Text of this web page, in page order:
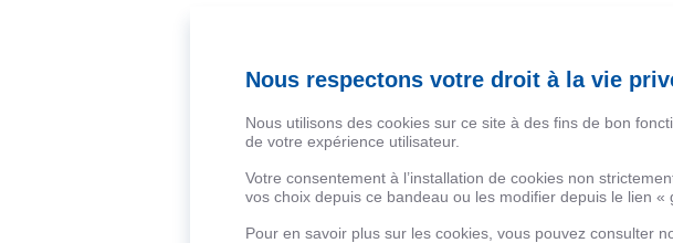
Nous respectons votre droit à la vie
Nous utilisons des cookies sur ce site à des fins de bon
de votre expérience utilisateur.
Votre consentement à l’installation de cookies non
vos choix depuis ce bandeau ou les modifier depuis le lien «
Pour en savoir plus sur les cookies, vous pouvez consulter